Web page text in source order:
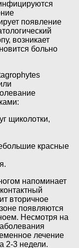
появление
возникает
больно
щиколотки,
красные
напоминает
вторичное
появляются
Несмотря на
лечение
2-3 недели.